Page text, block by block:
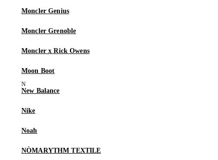
Moncler Genius
Moncler Grenoble
Moncler x Rick Owens
Moon Boot
New Balance
Nike
Noah
NÒMARYTHM TEXTILE